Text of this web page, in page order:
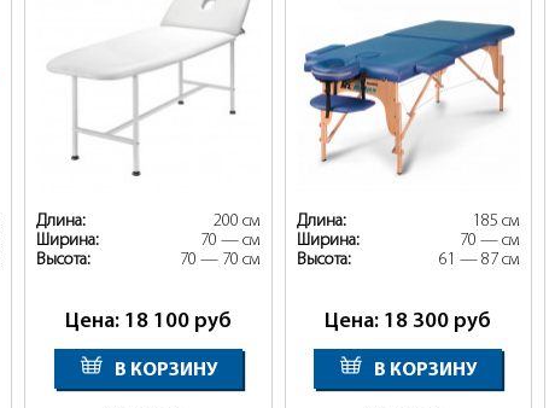
Длина:
200 см
Ширина:
70 — см
Высота:
70 — 70 см
Цена: 18 100 руб
В КОРЗИНУ
Длина:
185 см
Ширина:
70 — см
Высота:
61 — 87 см
Цена: 18 300 руб
В КОРЗИНУ